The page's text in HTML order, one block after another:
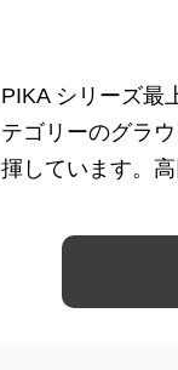
PIKA シリーズ最
テゴリーのグラ
揮しています。